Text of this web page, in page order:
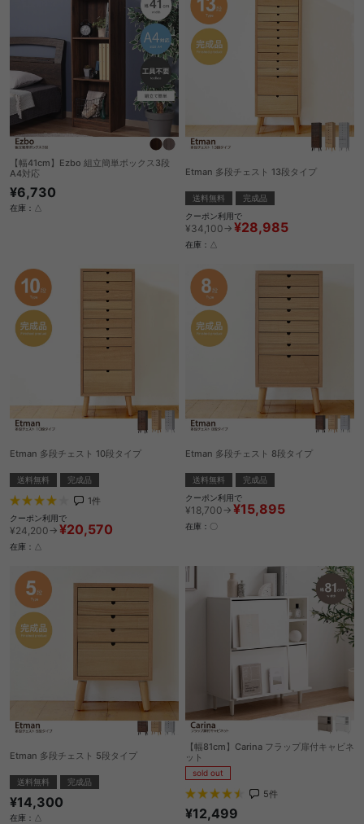
【幅41cm】Ezbo 組立簡単ボックス3段
A4対応
¥6,730
在庫：△
Etman 多段チェスト 13段タイプ
送料無料
完成品
クーポン利用で
¥34,100→ ¥28,985
在庫：△
Etman 多段チェスト 10段タイプ
送料無料 完成品
1件
クーポン利用で
¥24,200→ ¥20,570
在庫：△
Etman 多段チェスト 8段タイプ
送料無料
完成品
クーポン利用で
¥18,700→ ¥15,895
在庫：〇
Etman 多段チェスト 5段タイプ
送料無料 完成品
¥14,300
在庫：△
【幅81cm】Carina フラップ扉付キャビネ
ット
sold out
5件
¥12,499